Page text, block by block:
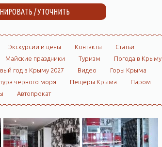
/ УТОЧНИТЬ
Экскурсии и цены Контакты
Статьи
Майские праздники Туризм
Погода в Крыму
год в Крыму 2027 Видео
Горы Крыма
черного моря Пещеры Крыма
Паром
Автопрокат